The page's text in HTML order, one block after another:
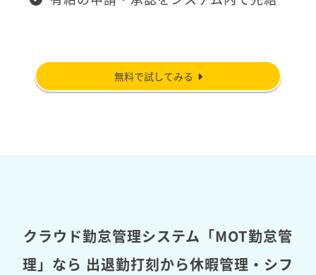
無料で試してみる
クラウド勤怠管理システム「MOT勤怠管
理」なら 出退勤打刻から休暇管理・シフ